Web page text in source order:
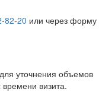
82-20 или через форму
уточнения объемов
визита.